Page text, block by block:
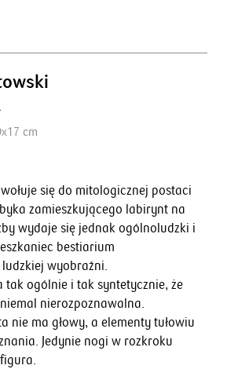
cm
się do mitologicznej postaci
byka zamieszkującego labirynt na
wydaje się jednak ogólnoludzki i
bestiarium
wyobraźni.
tak ogólnie i tak syntetycznie, że
nierozpoznawalna.
nie ma głowy, a elementy tułowiu
Jedynie nogi w rozkroku